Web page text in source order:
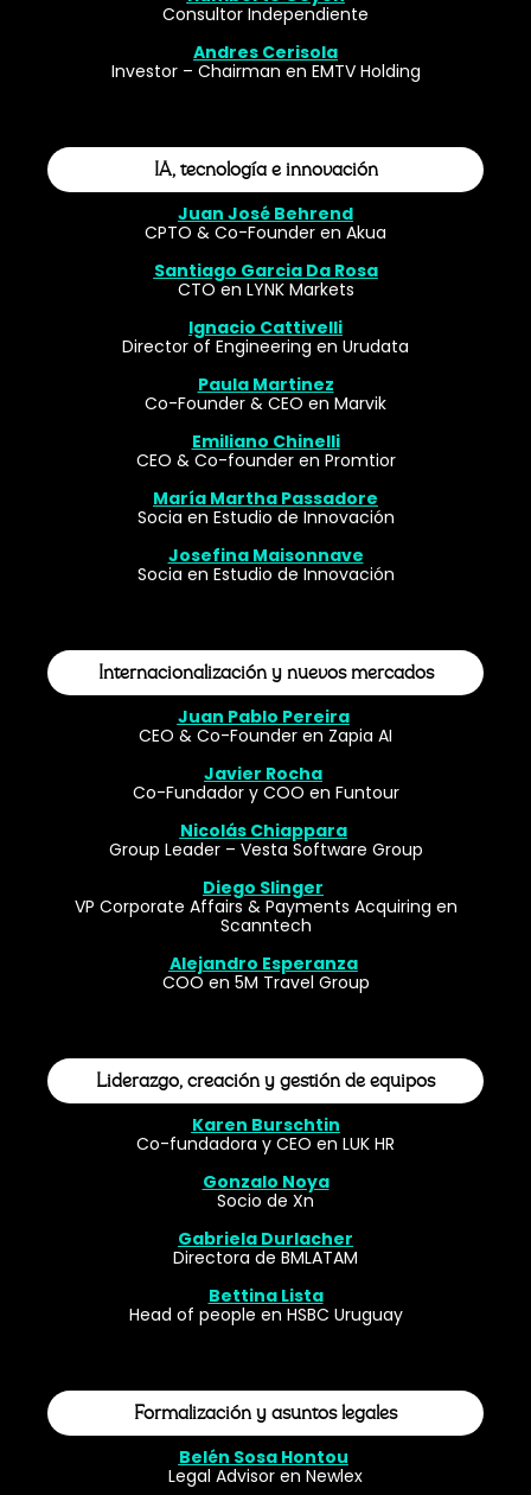
Consultor Independiente
Andres Cerisola
Investor – Chairman en EMTV Holding
IA, tecnología e innovación
Juan José Behrend
CPTO & Co-Founder en Akua
Santiago Garcia Da Rosa
CTO en LYNK Markets
Ignacio Cattivelli
Director of Engineering en Urudata
Paula Martinez
Co-Founder & CEO en Marvik
Emiliano Chinelli
CEO & Co-founder en Promtior
María Martha Passadore
Socia en Estudio de Innovación
Josefina Maisonnave
Socia en Estudio de Innovación
Internacionalización y nuevos mercados
Juan Pablo Pereira
CEO & Co-Founder en Zapia AI
Javier Rocha
Co-Fundador y COO en Funtour
Nicolás Chiappara
Group Leader – Vesta Software Group
Diego Slinger
VP Corporate Affairs & Payments Acquiring en
Scanntech
Alejandro Esperanza
COO en 5M Travel Group
Liderazgo, creación y gestión de equipos
Karen Burschtin
Co-fundadora y CEO en LUK HR
Gonzalo Noya
Socio de Xn
Gabriela Durlacher
Directora de BMLATAM
Bettina Lista
Head of people en HSBC Uruguay
Formalización y asuntos legales
Belén Sosa Hontou
Legal Advisor en Newlex